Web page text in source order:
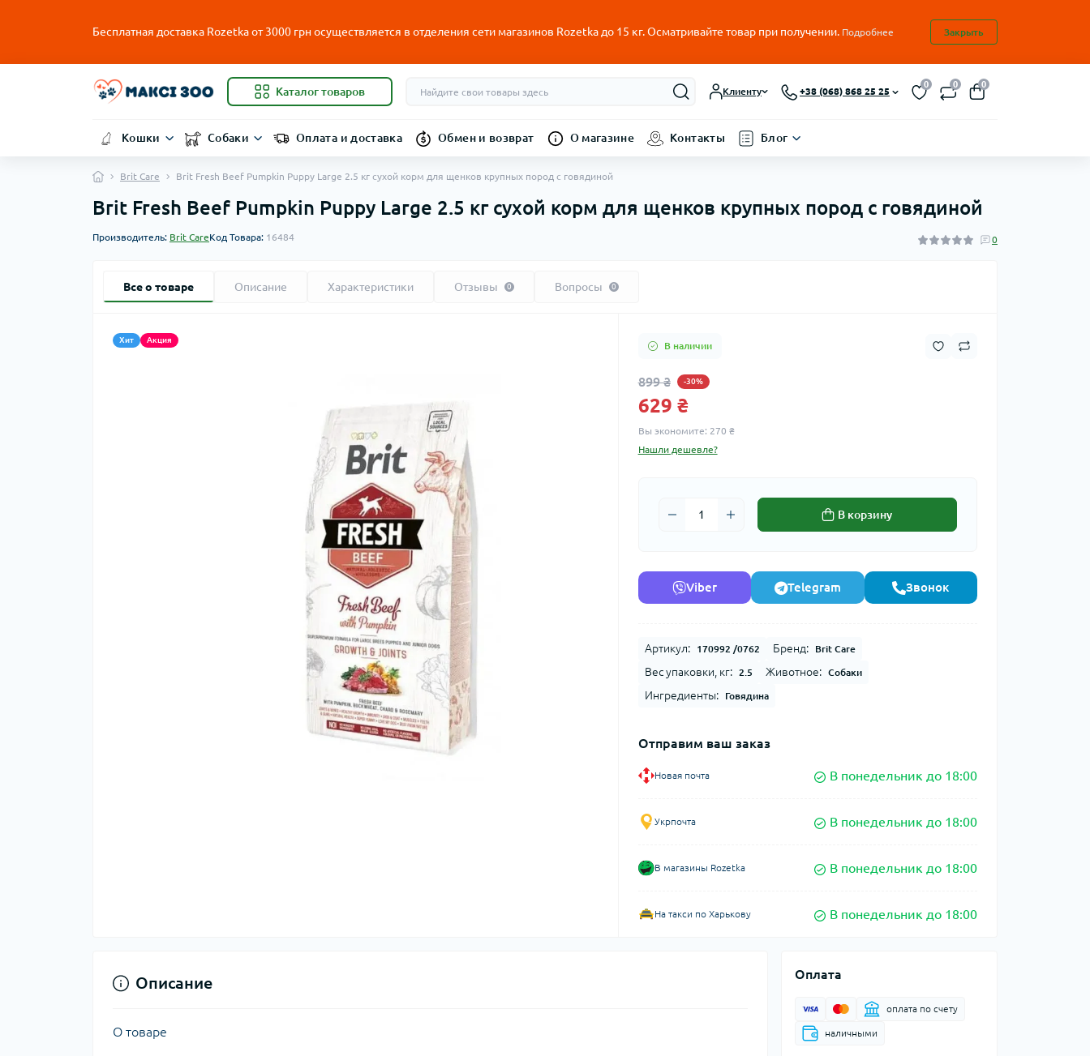
Бесплатная доставка Rozetka от3000 грн осуществляется в отделения сети магазинов Rozetka до 15 кг. Осматривайте товар при получении. Подробнее Закрыть
Каталог товаров Клиенту +38 (068) 868 25 25
0 0 0
Кошки Собаки Оплата и доставка Обмен и возврат О магазине Контакты Блог
Brit Care Brit Fresh Beef Pumpkin Puppy Large 2.5 кг сухой корм для щенков крупных пород с говядиной
Brit Fresh Beef Pumpkin Puppy Large 2.5 кг сухой корм для щенков крупных пород с говядиной
Производитель: Brit CareКод Товара: 16484 0
Все о товаре Описание Характеристики Отзывы 0 Вопросы 0
Хит Акция
В наличии
899 ₴ -30%
629 ₴
Вы экономите: 270 ₴
Нашли дешевле?
В корзину
Viber Telegram Звонок
Артикул: 170992 /0762 Бренд: Brit Care
Вес упаковки, кг: 2.5 Животное: Собаки
Ингредиенты: Говядина
Отправим ваш заказ
Новая почта В понедельник до 18:00
Укрпочта В понедельник до 18:00
В магазины Rozetka В понедельник до 18:00
На такси по Харькову В понедельник до 18:00
Оплата
оплата по счету
наличными
Описание
О товаре